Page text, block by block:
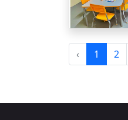
‹ 1 2